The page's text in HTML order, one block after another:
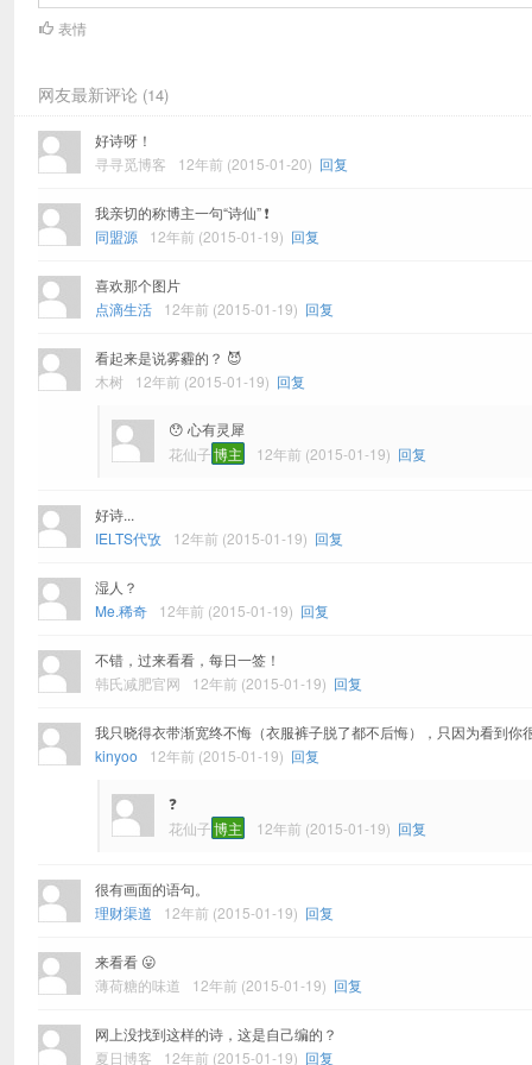
表情
网友最新评论 (14)
好诗呀！
寻寻觅博客
12年前 (2015-01-20) 回复
我亲切的称博主一句“诗仙” ❗
同盟源
12年前 (2015-01-19) 回复
喜欢那个图片
点滴生活
12年前 (2015-01-19) 回复
看起来是说雾霾的？ 😈
木树
12年前 (2015-01-19) 回复
😯 心有灵犀
花仙子博主 12年前 (2015-01-19) 回复
好诗...
IELTS代攷
12年前 (2015-01-19) 回复
湿人？
Me.稀奇
12年前 (2015-01-19) 回复
不错，过来看看，每日一签！
韩氏减肥官网
12年前 (2015-01-19) 回复
我只晓得衣带渐宽终不悔（衣服裤子脱了都不后悔），只因为看到你
kinyoo
12年前 (2015-01-19) 回复
❓
花仙子博主 12年前 (2015-01-19) 回复
很有画面的语句。
理财渠道
12年前 (2015-01-19) 回复
来看看 😛
薄荷糖的味道
12年前 (2015-01-19) 回复
网上没找到这样的诗，这是自己编的？
夏日博客
12年前 (2015-01-19) 回复